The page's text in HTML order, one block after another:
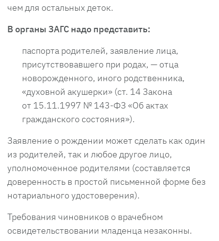
чем для остальных деток.
В органы ЗАГС надо представить:
паспорта родителей, заявление лица,
присутствовавшего при родах, — отца
новорожденного, иного родственника,
«духовной акушерки» (ст. 14 Закона
от 15.11.1997 № 143-ФЗ «Об актах
гражданского состояния»).
Заявление о рождении может сделать как один
из родителей, так и любое другое лицо,
уполномоченное родителями (составляется
доверенность в простой письменной форме без
нотариального удостоверения).
Требования чиновников о врачебном
освидетельствовании младенца незаконны.